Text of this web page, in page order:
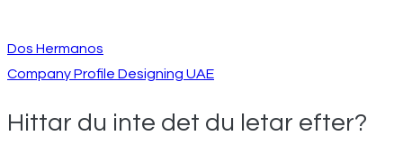
Dos Hermanos
Company Profile Designing UAE
Hittar du inte det du letar efter?